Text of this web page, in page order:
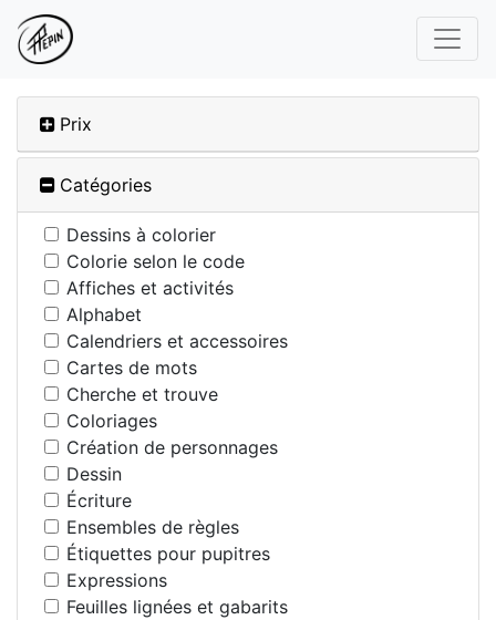
Prix
Catégories
Dessins à colorier
Colorie selon le code
Affiches et activités
Alphabet
Calendriers et accessoires
Cartes de mots
Cherche et trouve
Coloriages
Création de personnages
Dessin
Écriture
Ensembles de règles
Étiquettes pour pupitres
Expressions
Feuilles lignées et gabarits